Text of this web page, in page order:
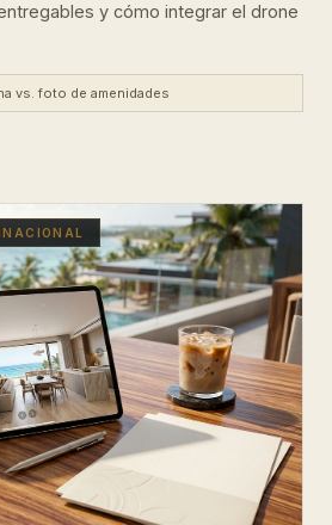
y cómo integrar el drone
vs. foto de amenidades